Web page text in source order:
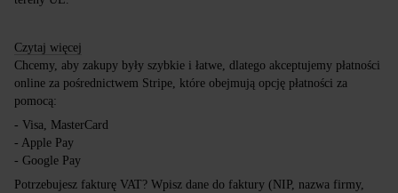
Czytaj więcej
Chcemy, aby zakupy były szybkie i łatwe, dlatego akceptujemy płatności
online za pośrednictwem Stripe, które obejmują opcję płatności za
pomocą:
- Visa, MasterCard
- Apple Pay
- Google Pay
Potrzebujesz fakturę VAT? Wpisz dane do faktury (NIP, nazwa firmy,